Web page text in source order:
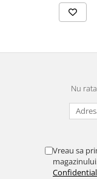
Nu
Vreau sa